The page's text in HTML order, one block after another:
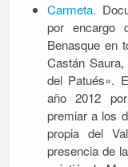
Carmeta.
por encargo
Benasque en
Castán
del Patués».
año 2012
premiar a los
propia del
presencia de